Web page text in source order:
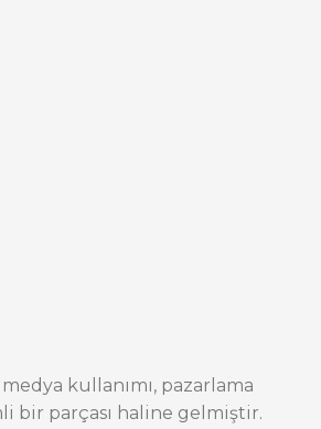
kullanımı, pazarlama
bir parçası haline gelmiştir.